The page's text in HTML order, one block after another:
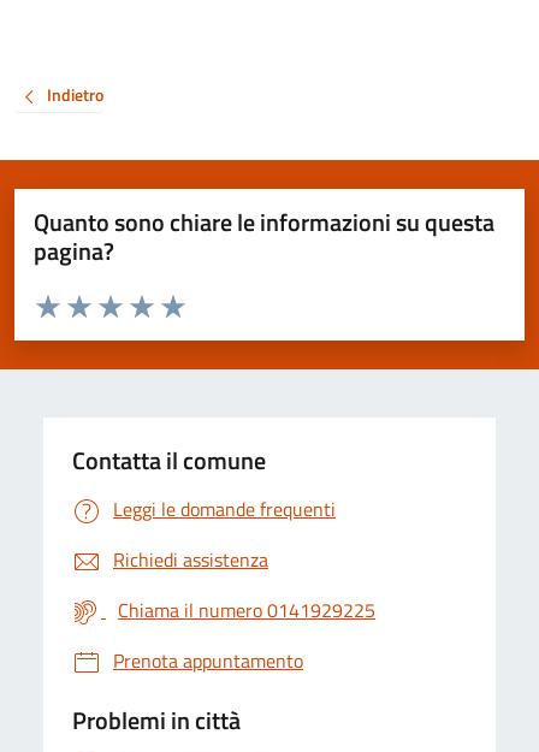
Indietro
Quanto sono chiare le informazioni su questa
pagina?
Valuta da 1 a 5 stelle la pagina
Valuta 5 stelle su 5
Valuta 4 stelle su 5
Valuta 3 stelle su 5
Valuta 2 stelle su 5
Valuta 1 stelle su 5
Contatta il comune
Leggi le domande frequenti
Richiedi assistenza
Chiama il numero 0141929225
Prenota appuntamento
Problemi in città